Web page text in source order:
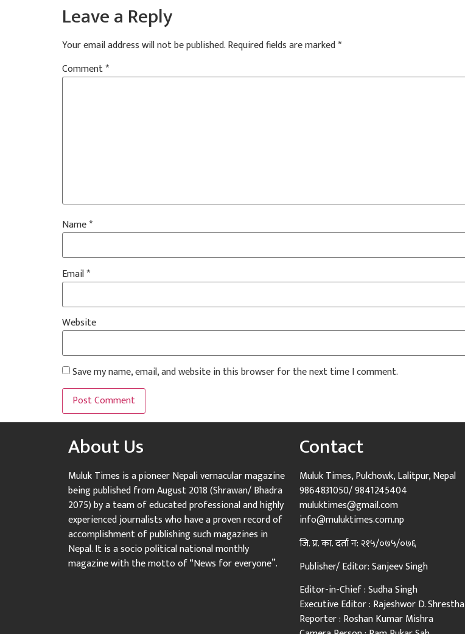
Leave a Reply
Your email address will not be published.Required fields are marked*
Comment*
Name*
Email*
Website
Save my name, email, and website in this browser for the next time I comment.
About Us
Muluk Times is a pioneer Nepali vernacular magazine
being published from August 2018 (Shrawan/ Bhadra
2075) by a team of educated professional and highly
experienced journalists who have a proven record of
accomplishment of publishing such magazines in
Nepal. It is a socio political national monthly
magazine with the motto of “News for everyone”.
Contact
Muluk Times, Pulchowk, Lalitpur, Nepal
9864831050/ 9841245404
muluktimes@gmail.com
info@muluktimes.com.np
जि. प्र. का. दर्ता न: २१५/०७५/०७६
Publisher/ Editor: Sanjeev Singh
Editor-in-Chief : Sudha Singh
Executive Editor : Rajeshwor D. Shrestha
Reporter : Roshan Kumar Mishra